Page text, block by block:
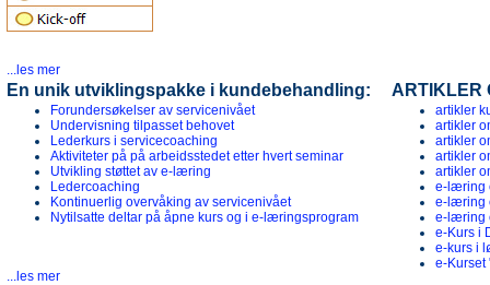
...les mer
En unik utviklingspakke i kundebehandling:
Forundersøkelser av servicenivået
Undervisning tilpasset behovet
Lederkurs i servicecoaching
Aktiviteter på på arbeidsstedet etter hvert seminar
Utvikling støttet av e-læring
Ledercoaching
Kontinuerlig overvåking av servicenivået
Nytilsatte deltar på åpne kurs og i e-læringsprogram
...les mer
ARTIKLER
artikler
artikler
artikler
artikler
artikler
e-læring
e-læring
e-læring
e-Kurs i
e-kurs i
e-Kurset